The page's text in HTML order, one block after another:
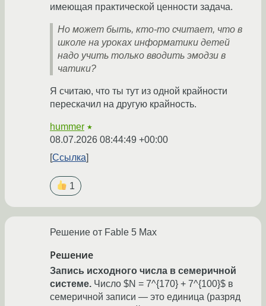
имеющая практической ценности задача.
Но может быть, кто-то считает, что в
школе на уроках информатики детей
надо учить только вводить эмодзи в
чатики?
Я считаю, что ты тут из одной крайности
перескачил на другую крайность.
hummer ★
08.07.2026 08:44:49 +00:00
Ссылка
1
Решение от Fable 5 Max
Решение
Запись исходного числа в семеричной
системе. Число $N = 7^{170} + 7^{100}$ в
семеричной записи — это единица (разряд